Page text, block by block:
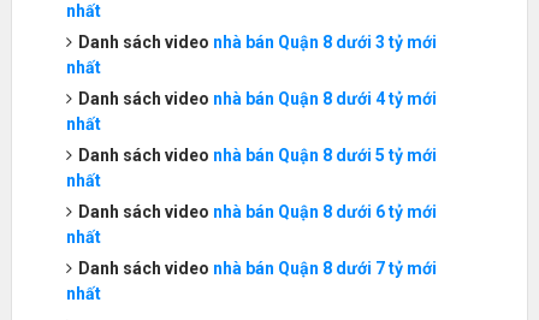
nhất
Danh sách video nhà bán Quận 8 dưới 3 tỷ mới
nhất
Danh sách video nhà bán Quận 8 dưới 4 tỷ mới
nhất
Danh sách video nhà bán Quận 8 dưới 5 tỷ mới
nhất
Danh sách video nhà bán Quận 8 dưới 6 tỷ mới
nhất
Danh sách video nhà bán Quận 8 dưới 7 tỷ mới
nhất